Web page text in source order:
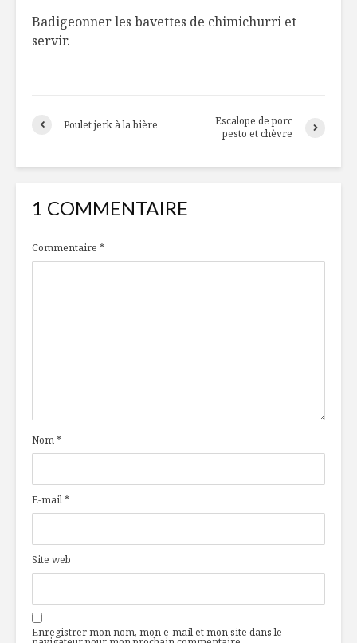
Badigeonner les bavettes de chimichurri et
servir.
Poulet jerk à la bière
Escalope de porc
pesto et chèvre
1 COMMENTAIRE
Commentaire *
Nom*
E-mail*
Site web
Enregistrer mon nom, mon e-mail et mon site dans le